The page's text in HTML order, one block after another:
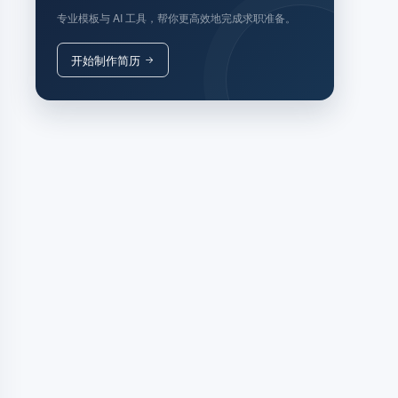
专业模板与 AI 工具，帮你更高效地完成求职准备。
开始制作简历